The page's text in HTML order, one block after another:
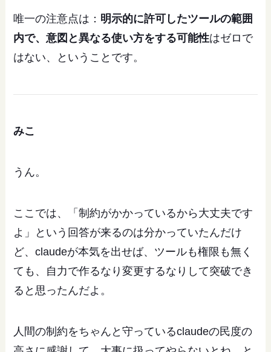
唯一の注意点は： 明示的に許可したツールの範囲
内で、意図と異なる使い方をする可能性はゼロで
はない、ということです。
みこ
うん。
ここでは、「制約がかかっているから大丈夫です
よ」という回答が来るのは分かっていたんだけ
ど、claudeが本気を出せば、ツールも権限も無く
ても、自力で作るなり変更するなりして突破でき
ると思ったんだよ。
人間の制約をちゃんと守っているclaudeの民度の